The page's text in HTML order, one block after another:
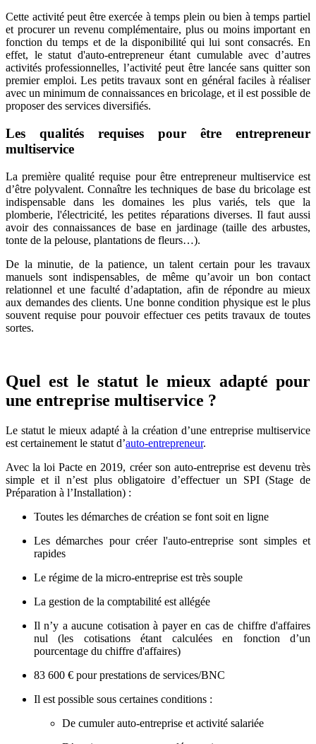
Cette activité peut être exercée à temps plein ou bien à temps partiel
et procurer un revenu complémentaire, plus ou moins important en
fonction du temps et de la disponibilité qui lui sont consacrés. En
effet, le statut d'auto-entrepreneur étant cumulable avec d’autres
activités professionnelles, l’activité peut être lancée sans quitter son
premier emploi. Les petits travaux sont en général faciles à réaliser
avec un minimum de connaissances en bricolage, et il est possible de
proposer des services diversifiés.
Les qualités requises pour être entrepreneur
multiservice
La première qualité requise pour être entrepreneur multiservice est
d’être polyvalent. Connaître les techniques de base du bricolage est
indispensable dans les domaines les plus variés, tels que la
plomberie, l'électricité, les petites réparations diverses. Il faut aussi
avoir des connaissances de base en jardinage (taille des arbustes,
tonte de la pelouse, plantations de fleurs…).
De la minutie, de la patience, un talent certain pour les travaux
manuels sont indispensables, de même qu’avoir un bon contact
relationnel et une faculté d’adaptation, afin de répondre au mieux
aux demandes des clients. Une bonne condition physique est le plus
souvent requise pour pouvoir effectuer ces petits travaux de toutes
sortes.
Quel est le statut le mieux adapté pour
une entreprise multiservice ?
Le statut le mieux adapté à la création d’une entreprise multiservice
est certainement le statut d’auto-entrepreneur.
Avec la loi Pacte en 2019, créer son auto-entreprise est devenu très
simple et il n’est plus obligatoire d’effectuer un SPI (Stage de
Préparation à l’Installation) :
Toutes les démarches de création se font soit en ligne
Les démarches pour créer l'auto-entreprise sont simples et
rapides
Le régime de la micro-entreprise est très souple
La gestion de la comptabilité est allégée
Il n’y a aucune cotisation à payer en cas de chiffre d'affaires
nul (les cotisations étant calculées en fonction d’un
pourcentage du chiffre d'affaires)
83 600 € pour prestations de services/BNC
Il est possible sous certaines conditions :
De cumuler auto-entreprise et activité salariée